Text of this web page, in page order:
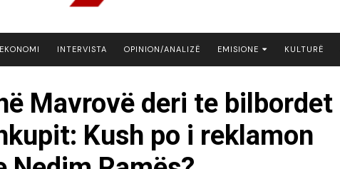
EKONOMI INTERVISTA OPINION/ANALIZË EMISIONE
BOTA NE FOKUS
EKONOMIKS
KULTURË
Mavrovë deri te bilbordet
Kush po i reklamon